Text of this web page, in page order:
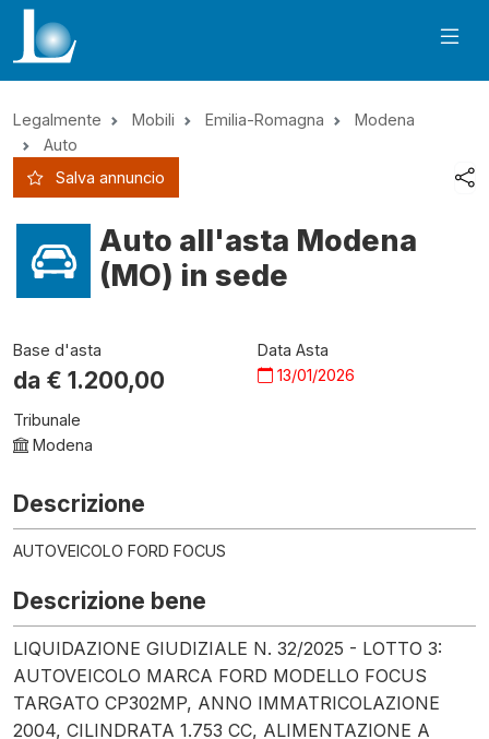
Legalmente Mobili Emilia-Romagna
Modena
Auto
Salva annuncio
Auto all'asta Modena
(MO) in sede
Base d'asta
da € 1.200,00
Data Asta
13/01/2026
Tribunale
Modena
Descrizione
AUTOVEICOLO FORD FOCUS
Descrizione bene
LIQUIDAZIONE GIUDIZIALE N. 32/2025 - LOTTO 3:
AUTOVEICOLO MARCA FORD MODELLO FOCUS
TARGATO CP302MP, ANNO IMMATRICOLAZIONE
2004, CILINDRATA 1.753 CC, ALIMENTAZIONE A